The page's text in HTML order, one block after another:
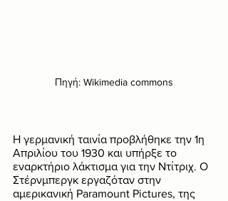
Πηγή: Wikimedia commons
Η γερμανική ταινία προβλήθηκε την 1η
Απριλίου του 1930 και υπήρξε το
εναρκτήριο λάκτισμα για την Ντίτριχ. Ο
Στέρνμπεργκ εργαζόταν στην
αμερικανική Paramount Pictures, της